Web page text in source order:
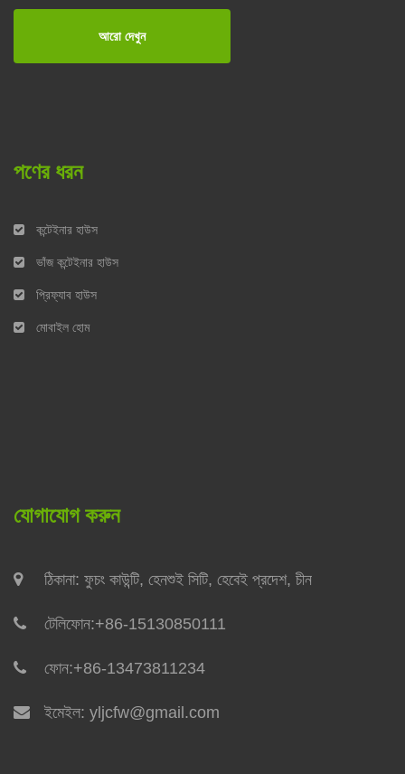
আরো দেখুন
পণের ধরন
কন্টেইনার হাউস
ভাঁজ কন্টেইনার হাউস
প্রিফ্যাব হাউস
মোবাইল হোম
যোগাযোগ করুন
ঠিকানা: ফুচং কাউন্টি, হেনশুই সিটি, হেবেই প্রদেশ, চীন
টেলিফোন:+86-15130850111
ফোন:+86-13473811234
ইমেইল: yljcfw@gmail.com